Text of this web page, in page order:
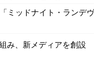
ミッドナイト・ランデ
み、新メディアを創設